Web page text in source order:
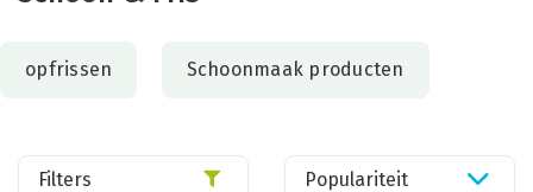
opfrissen Schoonmaak producten
Filters Populariteit